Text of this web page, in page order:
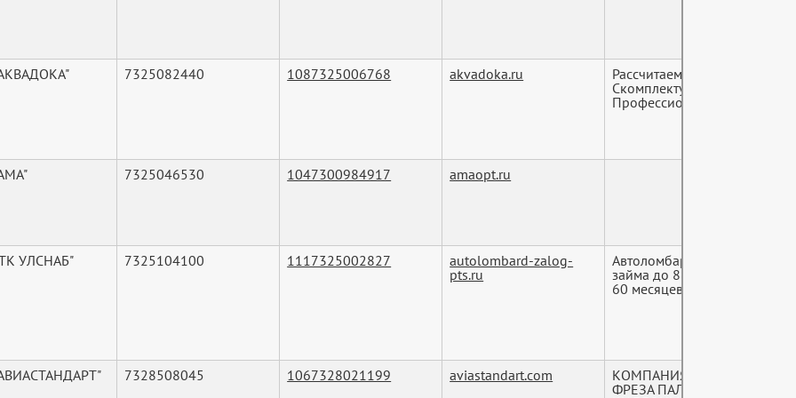
7325082440 1087325006768 akvadoka.ru
Рассчитаем систему
Скомплектуем
Профессион...
7325046530 1047300984917 amaopt.ru
УЛСНАБ" 7325104100 1117325002827
autolombard-zalog-
pts.ru
Автоломбард под залог ПТС
займа до 8 000 000 рублей
60 месяцев...
7328508045 1067328021199 aviastandart.com
КОМПАНИЯ
ФРЕЗА ПАЛЬЦЕВАЯ